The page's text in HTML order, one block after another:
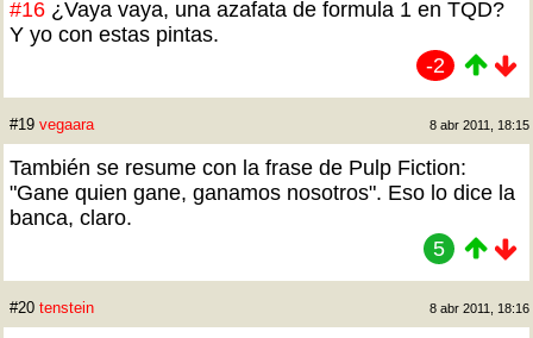
#16 ¿Vaya vaya, una azafata de formula 1 en TQD?
Y yo con estas pintas.
-2
#19 vegaara 8 abr 2011, 18:15
También se resume con la frase de Pulp Fiction:
"Gane quien gane, ganamos nosotros". Eso lo dice la
banca, claro.
5
#20 tenstein 8 abr 2011, 18:16